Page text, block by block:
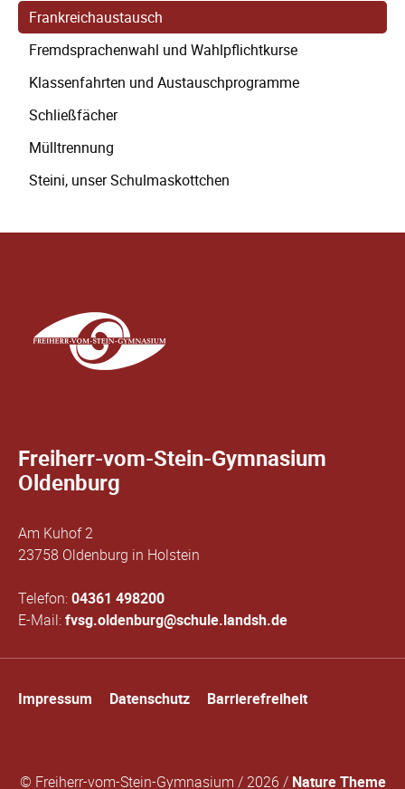
Frankreichaustausch
Fremdsprachenwahl und Wahlpflichtkurse
Klassenfahrten und Austauschprogramme
Schließfächer
Mülltrennung
Steini, unser Schulmaskottchen
Freiherr-vom-Stein-Gymnasium
Oldenburg
Am Kuhof 2
23758 Oldenburg in Holstein
Telefon:04361 498200
E-Mail:fvsg.oldenburg@schule.landsh.de
überspringen
Impressum Datenschutz Barrierefreiheit
© Freiherr-vom-Stein-Gymnasium / 2026 / Nature Theme